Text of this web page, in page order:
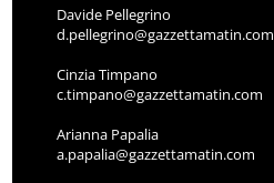
Davide Pellegrino
d.pellegrino@gazzettamatin.com
Cinzia Timpano
c.timpano@gazzettamatin.com
Arianna Papalia
a.papalia@gazzettamatin.com